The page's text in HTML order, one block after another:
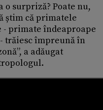
o surpriză? Poate nu,
știm că primatele
- primate îndeaproape
trăiesc împreună în
a adăugat